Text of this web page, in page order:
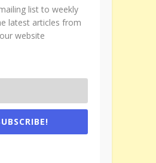
list to weekly
latest articles from
our website